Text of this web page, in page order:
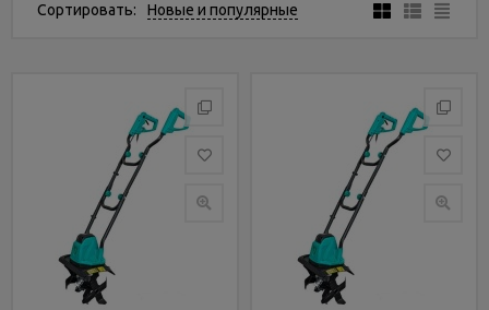
сервис
Сортировать: Новые и популярные